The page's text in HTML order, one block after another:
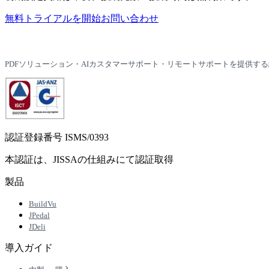
無料トライアルを開始お問い合わせ
PDFソリューション・AIカスタマーサポート・リモートサポートを提供す
認証登録番号 ISMS/0393
本認証は、JISSAの仕組みにて認証取得
製品
BuildVu
JPedal
JDeli
導入ガイド